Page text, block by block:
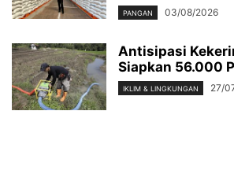
PANGAN 03/08/2026
Antisipasi
Siapkan 56.000
IKLIM & LINGKUNGAN 27/